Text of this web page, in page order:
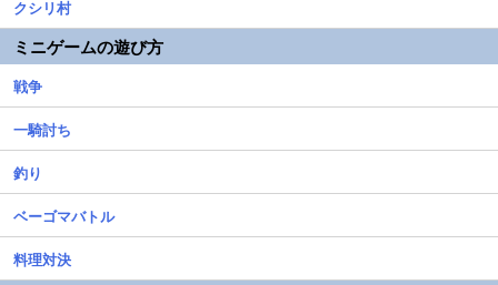
クシリ村
ミニゲームの遊び方
戦争
一騎討ち
釣り
ベーゴマバトル
料理対決